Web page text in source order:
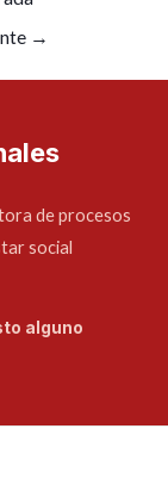
→
de procesos
social
alguno